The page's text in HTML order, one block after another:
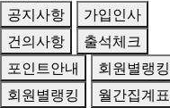
공지사항
가입인사
건의사항
출석체크
포인트안내
회원별랭킹
회원별랭킹
월간집계표